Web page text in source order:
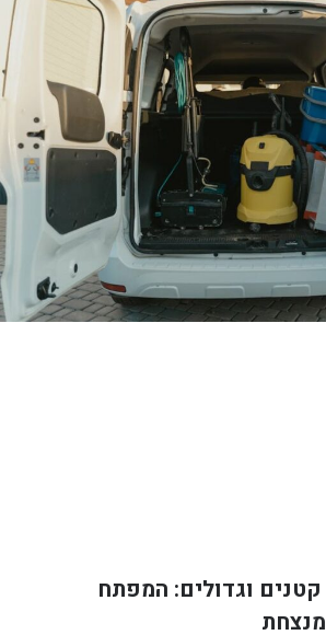
קטנים וגדולים: המפתח